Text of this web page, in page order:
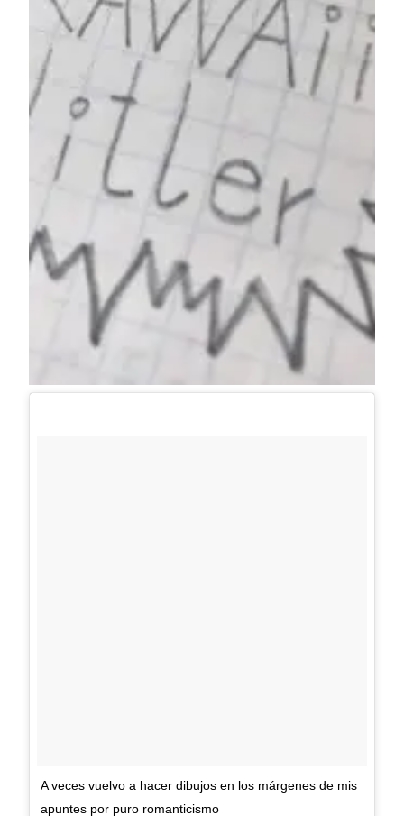
A veces vuelvo a hacer dibujos en los márgenes de mis
apuntes por puro romanticismo